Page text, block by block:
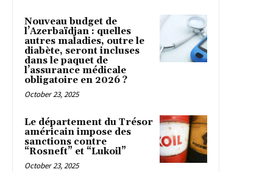
Nouveau budget de
l’Azerbaïdjan : quelles
autres maladies, outre le
diabète, seront incluses
dans le paquet de
l’assurance médicale
obligatoire en 2026 ?
October 23, 2025
Le département du Trésor
américain impose des
sanctions contre
“Rosneft” et “Lukoil”
October 23, 2025